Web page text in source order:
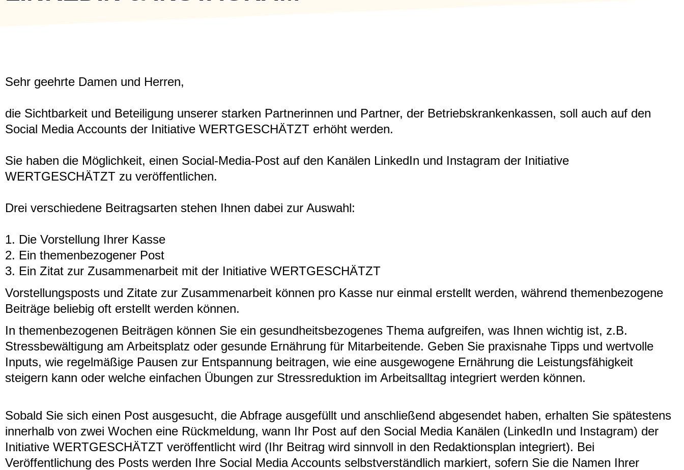
Sehr geehrte Damen und Herren,
die Sichtbarkeit und Beteiligung unserer starken Partnerinnen und Partner, der Betriebskrankenkassen, soll auch auf den
Social Media Accounts der Initiative WERTGESCHÄTZT erhöht werden.
Sie haben die Möglichkeit, einen Social-Media-Post auf den Kanälen LinkedIn und Instagram der Initiative
WERTGESCHÄTZT zu veröffentlichen.
Drei verschiedene Beitragsarten stehen Ihnen dabei zur Auswahl:
1. Die Vorstellung Ihrer Kasse
2. Ein themenbezogener Post
3. Ein Zitat zur Zusammenarbeit mit der Initiative WERTGESCHÄTZT
Vorstellungsposts und Zitate zur Zusammenarbeit können pro Kasse nur einmal erstellt werden, während themenbezogene
Beiträge beliebig oft erstellt werden können.
In themenbezogenen Beiträgen können Sie ein gesundheitsbezogenes Thema aufgreifen, was Ihnen wichtig ist, z.B.
Stressbewältigung am Arbeitsplatz oder gesunde Ernährung für Mitarbeitende. Geben Sie praxisnahe Tipps und wertvolle
Inputs, wie regelmäßige Pausen zur Entspannung beitragen, wie eine ausgewogene Ernährung die Leistungsfähigkeit
steigern kann oder welche einfachen Übungen zur Stressreduktion im Arbeitsalltag integriert werden können.
Sobald Sie sich einen Post ausgesucht, die Abfrage ausgefüllt und anschließend abgesendet haben, erhalten Sie spätestens
innerhalb von zwei Wochen eine Rückmeldung, wann Ihr Post auf den Social Media Kanälen (LinkedIn und Instagram) der
Initiative WERTGESCHÄTZT veröffentlicht wird (Ihr Beitrag wird sinnvoll in den Redaktionsplan integriert). Bei
Veröffentlichung des Posts werden Ihre Social Media Accounts selbstverständlich markiert, sofern Sie die Namen Ihrer